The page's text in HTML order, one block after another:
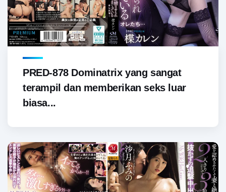
PRED-878 Dominatrix yang sangat
terampil dan memberikan seks luar
biasa...